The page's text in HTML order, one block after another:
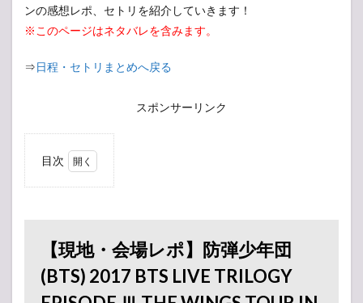
ンの感想レポ、セトリを紹介していきます！
※このページはネタバレを含みます。
⇒日程・セトリまとめへ戻る
スポンサーリンク
目次
(BTS)
2017 BTS
LIVE
TRILOGY
EPISODE
【現地・会場レポ】防弾少年団
(BTS) 2017 BTS LIVE TRILOGY